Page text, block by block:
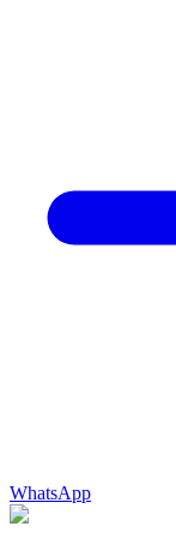
WhatsApp